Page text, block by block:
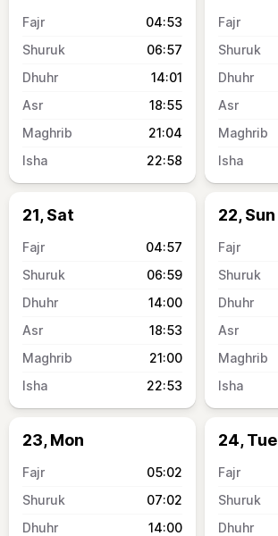
04:53
06:57
14:01
18:55
21:04
22:58
21, Sat
04:57
06:59
14:00
18:53
21:00
22:53
22, Sun
23, Mon
05:02
07:02
14:00
24, Tue